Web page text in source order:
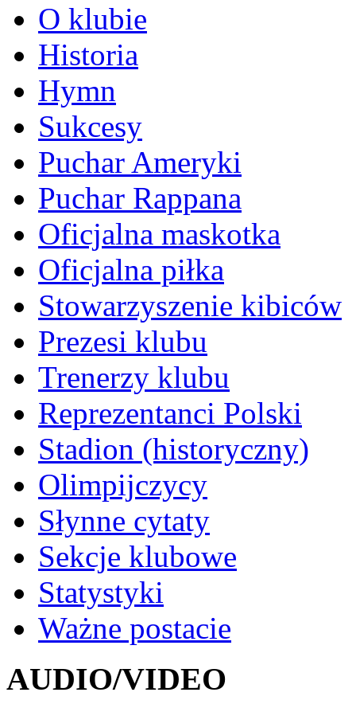
O klubie
Historia
Hymn
Sukcesy
Puchar Ameryki
Puchar Rappana
Oficjalna maskotka
Oficjalna piłka
Stowarzyszenie kibiców
Prezesi klubu
Trenerzy klubu
Reprezentanci Polski
Stadion (historyczny)
Olimpijczycy
Słynne cytaty
Sekcje klubowe
Statystyki
Ważne postacie
AUDIO/VIDEO